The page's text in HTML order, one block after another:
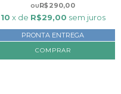
R$290,00
10 x de R$29,00 sem juros
PRONTA ENTREGA